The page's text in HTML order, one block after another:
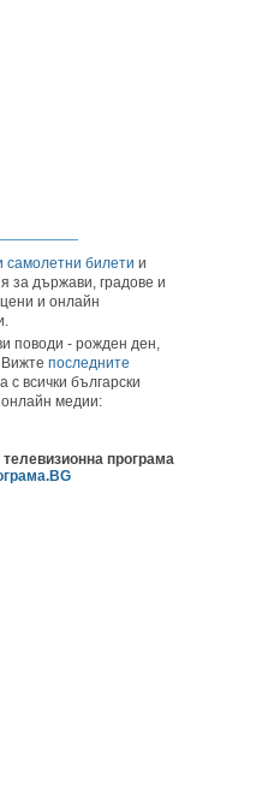
самолетни билети и
за държави, градове и
и онлайн
поводи - рожден ден,
последните
с всички български
медии:
програма